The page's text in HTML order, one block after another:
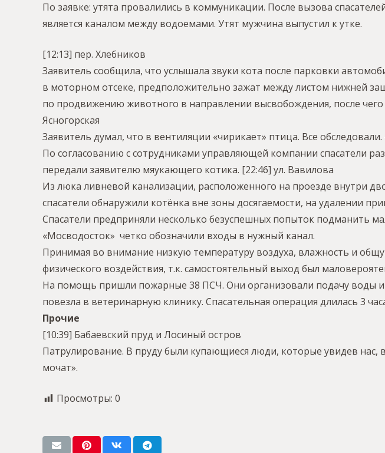
По заявке: утята провалились в коммуникации. После вызова
является каналом между водоемами. Утят мужчина выпустил к утке.
[12:13] пер. Хлебников
Заявитель сообщила, что услышала звуки кота после парковки
в моторном отсеке, предположительно зажат между листом нижней
по продвижению животного в направлении высвобождения, после
Ясногорская
Заявитель думал, что в вентиляции «чирикает» птица. Все
По согласованию с сотрудниками управляющей компании спасатели
передали заявителю мяукающего котика. [22:46] ул. Вавилова
Из люка ливневой канализации, расположенного на проезде внутри
спасатели обнаружили котёнка вне зоны досягаемости, на удалении
Спасатели предприняли несколько безуспешных попыток подманить
«Мосводосток» четко обозначили входы в нужный канал.
Принимая во внимание низкую температуру воздуха, влажность и
физического воздействия, т.к. самостоятельный выход был
На помощь пришли пожарные 38 ПСЧ. Они организовали подачу воды и
повезла в ветеринарную клинику. Спасательная операция длилась 3
Прочие
[10:39] Бабаевский пруд и Лосиный остров
Патрулирование. В пруду были купающиеся люди, которые увидев
мочат».
Просмотры: 0